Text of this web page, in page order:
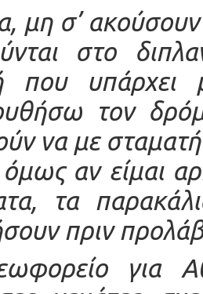
μη σ’ ακούσουν
στο
που υπάρχει
τον
να με
αν είμαι
τα
πριν
για